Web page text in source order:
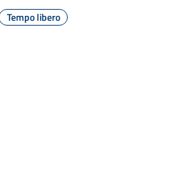
Tempo libero